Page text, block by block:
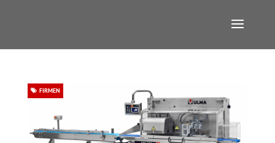
FIRMEN